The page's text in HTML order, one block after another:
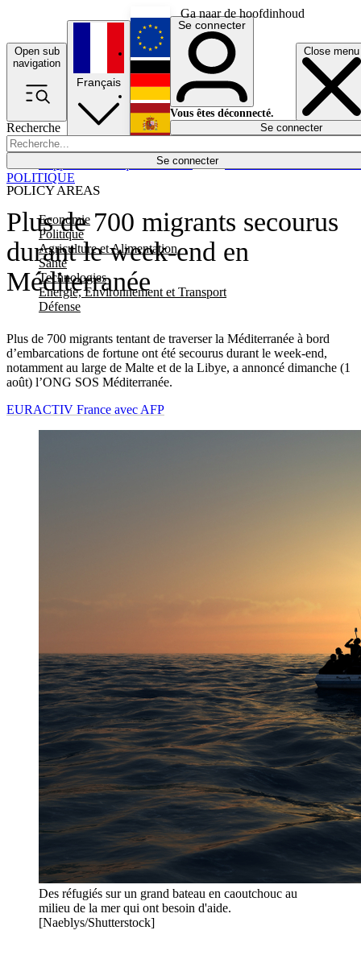
Ga naar de hoofdinhoud
Open sub
navigation
Close menu
Recherche
Se connecter
POLICY AREAS
Economie
Politique
Agriculture et Alimentation
Santé
Technologies
Energie, Environnement et Transport
Défense
Économie
Français
English
Deutsch
Español
Se connecter
Vous êtes déconnecté.
Se connecter
Plus de 700 migrants secourus
durant le week-end en
Méditerranée
Plus de 700 migrants tentant de traverser la Méditerranée à bord
d’embarcations de fortune ont été secourus durant le week-end,
notamment au large de Malte et de la Libye, a annoncé dimanche (1
août) l’ONG SOS Méditerranée.
POLITIQUE
EURACTIV France avec AFP
Des réfugiés sur un grand bateau en caoutchouc au
milieu de la mer qui ont besoin d'aide.
[Naeblys/Shutterstock]